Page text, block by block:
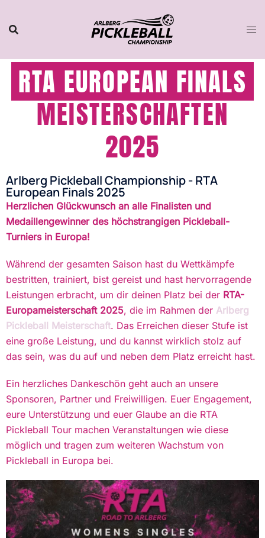
RTA EUROPEAN FINALS
MEISTERSCHAFTEN
2025
Arlberg Pickleball Championship - RTA
European Finals 2025
Herzlichen Glückwunsch an alle Finalisten und
Medaillengewinner des höchstrangigen Pickleball-
Turniers in Europa!
Während der gesamten Saison hast du Wettkämpfe
bestritten, trainiert, bist gereist und hast hervorragende
Leistungen erbracht, um dir deinen Platz bei der RTA-
Europameisterschaft 2025, die im Rahmen der Arlberg
Pickleball Meisterschaft. Das Erreichen dieser Stufe ist
eine große Leistung, und du kannst wirklich stolz auf
das sein, was du auf und neben dem Platz erreicht hast.
Ein herzliches Dankeschön geht auch an unsere
Sponsoren, Partner und Freiwilligen. Euer Engagement,
eure Unterstützung und euer Glaube an die RTA
Pickleball Tour machen Veranstaltungen wie diese
möglich und tragen zum weiteren Wachstum von
Pickleball in Europa bei.